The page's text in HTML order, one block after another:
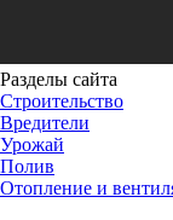
Разделы сайта
Строительство
Вредители
Урожай
Полив
Отопление и